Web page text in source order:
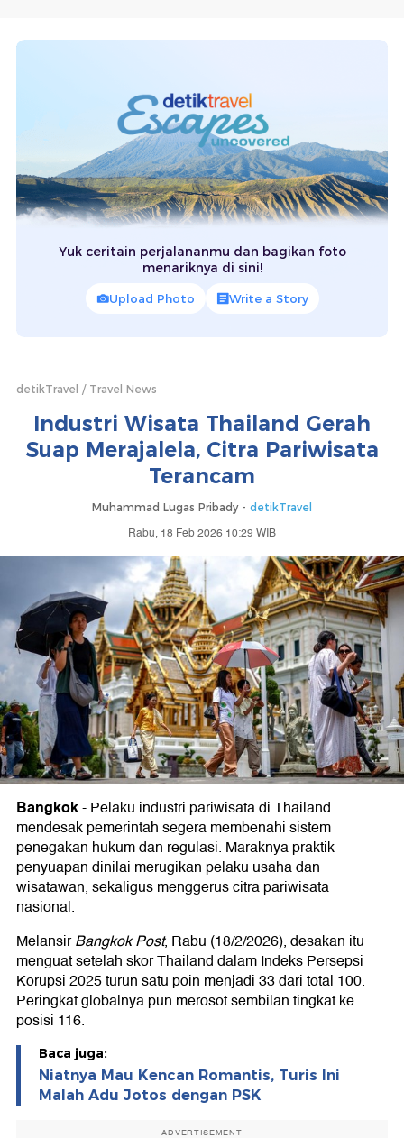
Yuk ceritain perjalananmu dan bagikan foto
menariknya di sini!
Upload Photo Write a Story
detikTravel Travel News
Industri Wisata Thailand Gerah
Suap Merajalela, Citra Pariwisata
Terancam
Muhammad Lugas Pribady - detikTravel
Rabu, 18 Feb 2026 10:29 WIB
Bangkok-Pelaku industri pariwisata di Thailand
mendesak pemerintah segera membenahi sistem
penegakan hukum dan regulasi. Maraknya praktik
penyuapan dinilai merugikan pelaku usaha dan
wisatawan, sekaligus menggerus citra pariwisata
nasional.
MelansirBangkok Post, Rabu (18/2/2026), desakan itu
menguat setelah skor Thailand dalam Indeks Persepsi
Korupsi 2025 turun satu poin menjadi 33 dari total 100.
Peringkat globalnya pun merosot sembilan tingkat ke
posisi 116.
Baca juga:
Niatnya Mau Kencan Romantis, Turis Ini
Malah Adu Jotos dengan PSK
ADVERTISEMENT